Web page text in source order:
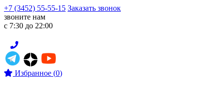
+7 (3452) 55-55-15 Заказать звонок
звоните нам
с 7:30 до 22:00
Избранное (0)